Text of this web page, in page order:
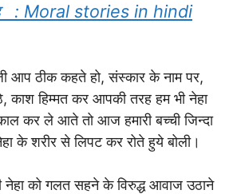
: Moral stories in hindi
कहते हो, संस्कार के नाम पर,
काश हिम्मत कर आपकी तरह हम भी नेहा
कर ले आते तो आज हमारी बच्ची जिन्दा
के शरीर से लिपट कर रोते हुये बोली।
को गलत सहने के विरुद्ध आवाज उठाने